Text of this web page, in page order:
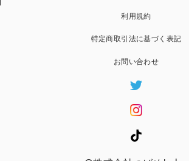
利用規約
特定商取引法に基づく表記
お問い合わせ